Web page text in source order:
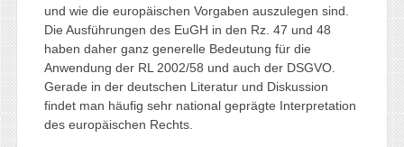
und wie die europäischen Vorgaben auszulegen sind.
Die Ausführungen des EuGH in den Rz. 47 und 48
haben daher ganz generelle Bedeutung für die
Anwendung der RL 2002/58 und auch der DSGVO.
Gerade in der deutschen Literatur und Diskussion
findet man häufig sehr national geprägte Interpretation
des europäischen Rechts.